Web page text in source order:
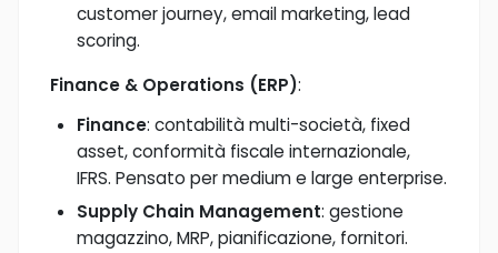
customer journey, email marketing, lead
scoring.
Finance & Operations (ERP):
Finance: contabilità multi-società, fixed
asset, conformità fiscale internazionale,
IFRS. Pensato per medium e large enterprise.
Supply Chain Management: gestione
magazzino, MRP, pianificazione, fornitori.